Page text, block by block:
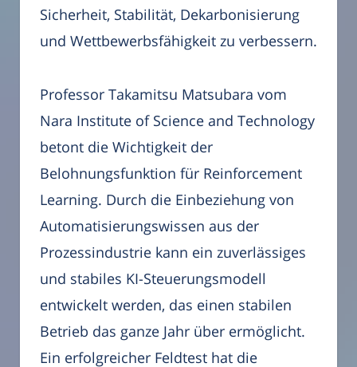
Sicherheit, Stabilität, Dekarbonisierung
und Wettbewerbsfähigkeit zu verbessern.
Professor Takamitsu Matsubara vom
Nara Institute of Science and Technology
betont die Wichtigkeit der
Belohnungsfunktion für Reinforcement
Learning. Durch die Einbeziehung von
Automatisierungswissen aus der
Prozessindustrie kann ein zuverlässiges
und stabiles KI-Steuerungsmodell
entwickelt werden, das einen stabilen
Betrieb das ganze Jahr über ermöglicht.
Ein erfolgreicher Feldtest hat die